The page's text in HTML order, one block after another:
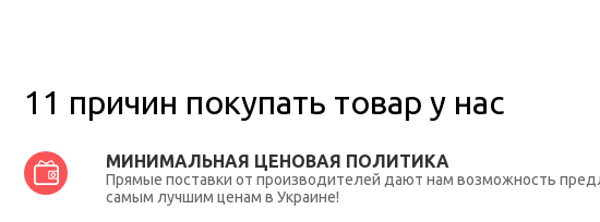
11 причин покупать товар у нас
МИНИМАЛЬНАЯ ЦЕНОВАЯ ПОЛИТИКА
Прямые поставки от производителей дают нам возможность
самым лучшим ценам в Украине!